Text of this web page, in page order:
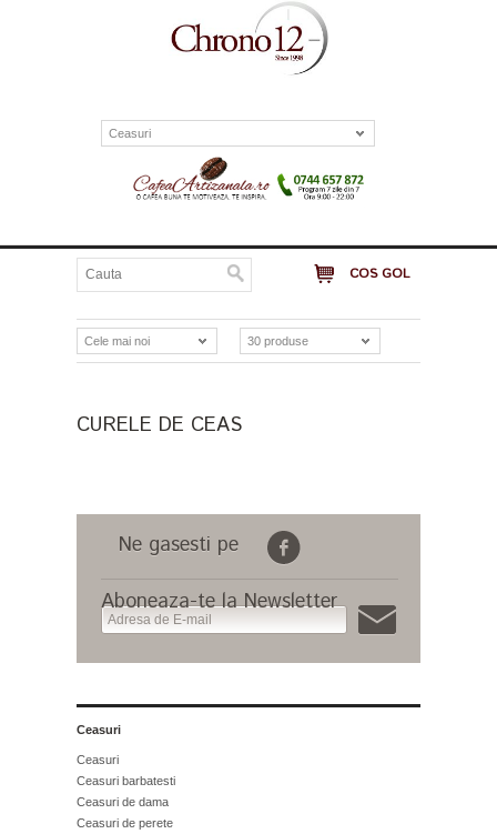
Ceasuri
COS GOL
Cele mai noi 30 produse
CURELE DE CEAS
Ne gasesti pe
Aboneaza-te la Newsletter
Ceasuri
Ceasuri
Ceasuri barbatesti
Ceasuri de dama
Ceasuri de perete